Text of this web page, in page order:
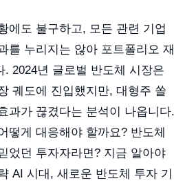
에도 불구하고, 모든 관련 기업
를 누리지는 않아 포트폴리오 재
. 2024년 글로벌 반도체 시장은
궤도에 진입했지만, 대형주 쏠
과가 끊겼다는 분석이 나옵니다.
떻게 대응해야 할까요? 반도체
었던 투자자라면? 지금 알아야
AI 시대, 새로운 반도체 투자 기